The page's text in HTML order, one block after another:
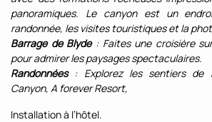
panoramiques. Le canyon est un
randonnée, les visites touristiques et la
Barrage de Blyde: Faites une croisière
pour admirer les paysages spectaculaires.
Randonnées: Explorez les sentiers de
Canyon, A forever Resort,
Installation à l’hôtel.